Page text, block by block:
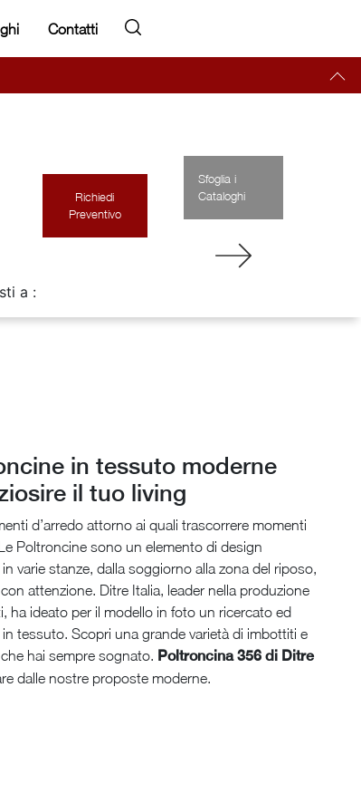
Contatti
Richiedi
Preventivo
Sfoglia i
Cataloghi
a :
in tessuto moderne
il tuo living
d’arredo attorno ai quali trascorrere momenti
Poltroncine sono un elemento di design
varie stanze, dalla soggiorno alla zona del riposo,
attenzione. Ditre Italia, leader nella produzione
ha ideato per il modello in foto un ricercato ed
tessuto. Scopri una grande varietà di imbottiti e
hai sempre sognato. Poltroncina 356 di Ditre
dalle nostre proposte moderne.